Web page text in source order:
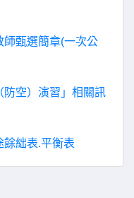
甄選簡章(一次公
空）演習」相關訊
絀表.平衡表